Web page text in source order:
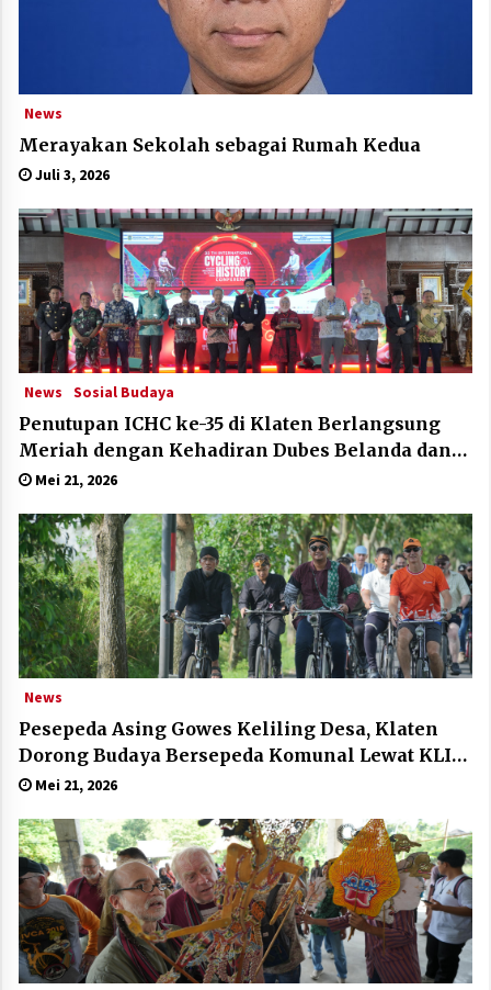
News
Merayakan Sekolah sebagai Rumah Kedua
Juli 3, 2026
News Sosial Budaya
Penutupan ICHC ke-35 di Klaten Berlangsung
Meriah dengan Kehadiran Dubes Belanda dan
Jerman
Mei 21, 2026
News
Pesepeda Asing Gowes Keliling Desa, Klaten
Dorong Budaya Bersepeda Komunal Lewat KLIC
Fest 2026
Mei 21, 2026